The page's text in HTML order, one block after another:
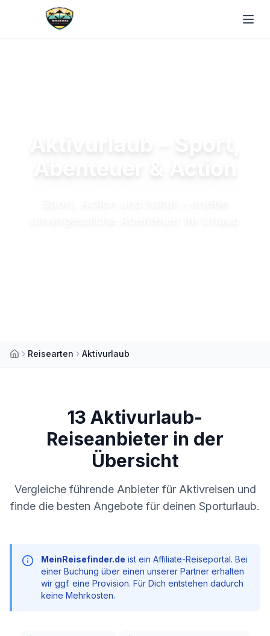
Aktivurlaub – Sport,
Reisearten Aktivurlaub
13 Aktivurlaub-
Reiseanbieter in der
Übersicht
Vergleiche führende Anbieter für Aktivreisen und
finde die besten Angebote für deinen Sporturlaub.
MeinReisefinder.de ist ein Affiliate-Reiseportal. Bei
einer Buchung über einen unserer Partner erhalten
wir ggf. eine Provision. Für Dich entstehen dadurch
keine Mehrkosten.